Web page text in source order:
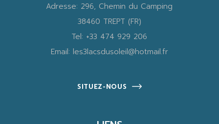
Adresse: 296, Chemin du Camping
38460 TREPT (FR)
Tel: +33 474 929 206
Email: les3lacsdusoleil@hotmail.fr
SITUEZ-NOUS